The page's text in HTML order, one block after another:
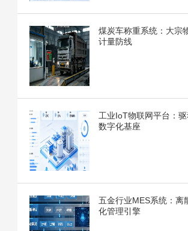
煤炭车称重系统：大宗
计量防线
工业IoT物联网平台：
数字化基座
五金行业MES系统：离
化管理引擎